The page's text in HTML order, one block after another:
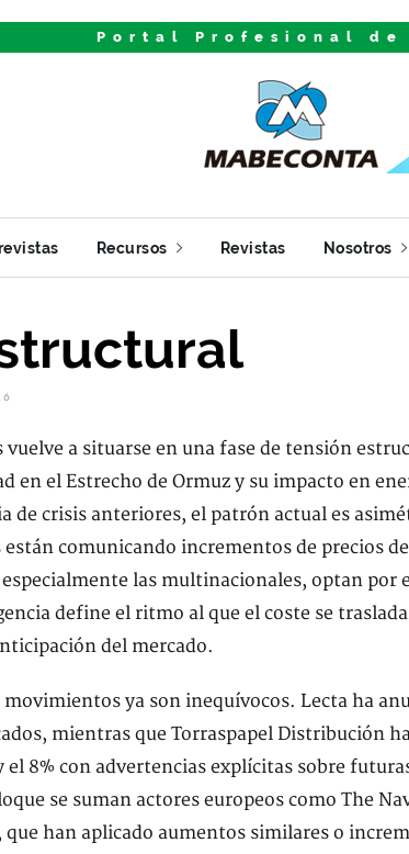
Portal Profesional de
Recursos Revistas Nosotros
vuelve a situarse en una fase de tensión
en el Estrecho de Ormuz y su impacto en
de crisis anteriores, el patrón actual es
están comunicando incrementos de precios
las multinacionales, optan por
define el ritmo al que el coste se
del mercado.
ya son inequívocos. Lecta ha
mientras que Torraspapel Distribución
el 8% con advertencias explícitas sobre
se suman actores europeos como The
que han aplicado aumentos similares o